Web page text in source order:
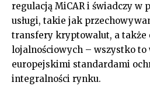
regulacją MiCAR i świadczy w
usługi, takie jak
transfery kryptowalut, a
lojalnościowych – wszystko to
europejskimi standardami
integralności rynku.